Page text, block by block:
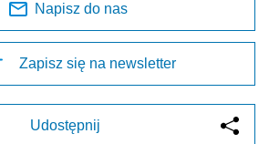
Napisz do nas
Zapisz się na newsletter
Udostępnij